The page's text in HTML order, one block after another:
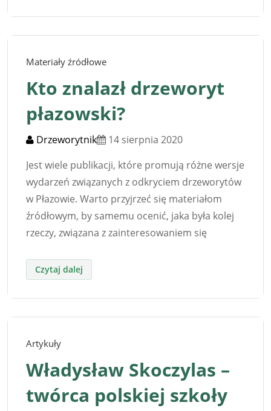
Materiały źródłowe
Kto znalazł drzeworyt
płazowski?
Drzeworytnik
14 sierpnia 2020
Jest wiele publikacji, które promują różne wersje
wydarzeń związanych z odkryciem drzeworytów
w Płazowie. Warto przyjrzeć się materiałom
źródłowym, by samemu ocenić, jaka była kolej
rzeczy, związana z zainteresowaniem się
Artykuły
Władysław Skoczylas –
twórca polskiej szkoły